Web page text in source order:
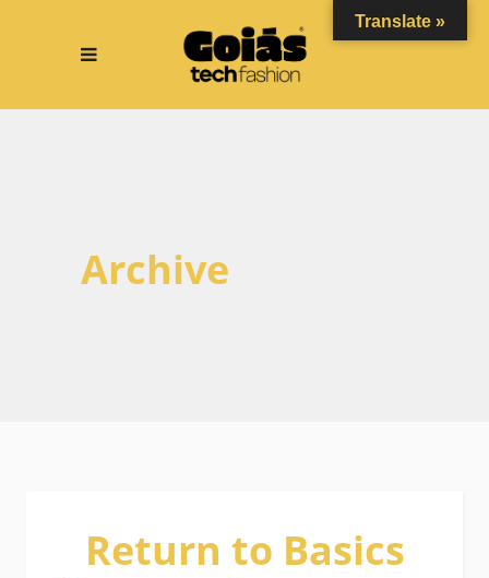
Archive
Return to Basics
Translate »